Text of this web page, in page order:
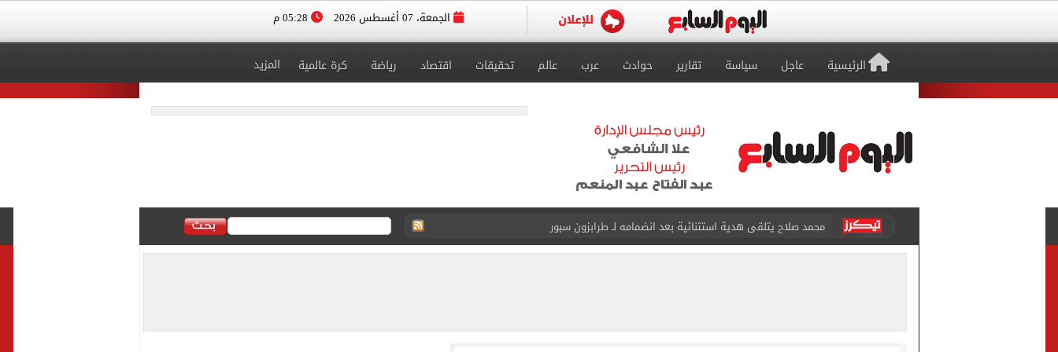
الجمعة، 07 أغسطس 2026
الرئيسية عاجل سياسة تقارير حوادث عرب عالم تحقيقات اقتصاد رياضة كرة عالمية المزيد
سيلتيك الاسكتلندى يضع اللمسات الأخيرة لضم هيثم حسن
تقارير: بيراميدز يعرض 5 ملايين دولار راتباً لحسم صفقة يوسف النصيري
أجواء شديدة الحرارة.. الأرصاد تكشف حالة الطقس ودرجات الحرارة المتوقعة